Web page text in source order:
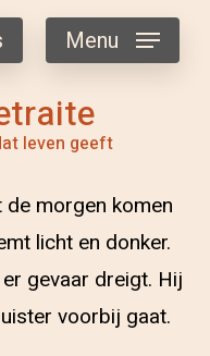
leven geeft
Menu
morgen komen
licht en donker.
gevaar dreigt. Hij
voorbij gaat.